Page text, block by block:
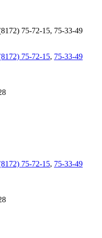
75-72-15, 75-33-49
75-72-15, 75-33-49
75-72-15, 75-33-49